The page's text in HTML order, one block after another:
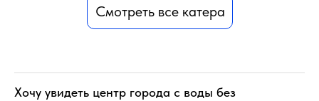
Смотреть все катера
Хочу увидеть центр города с воды без